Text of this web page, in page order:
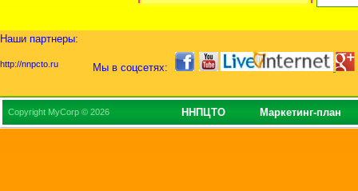
Наши партнеры:
Мы в соцсетях:
http://nnpcto.ru
Copyright MyCorp © 2026 ННПЦТО Маркетинг-план